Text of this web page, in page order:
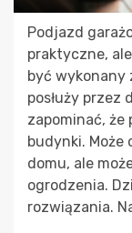
Podjazd
praktyczne,
być wykonany
posłuży przez
zapominać, że
budynki. Może
domu, ale
ogrodzenia.
rozwiązania.